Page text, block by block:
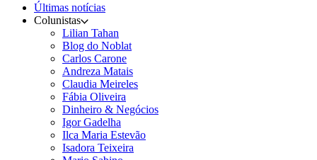
Últimas notícias
Colunistas
Lilian Tahan
Blog do Noblat
Carlos Carone
Andreza Matais
Claudia Meireles
Fábia Oliveira
Dinheiro & Negócios
Igor Gadelha
Ilca Maria Estevão
Isadora Teixeira